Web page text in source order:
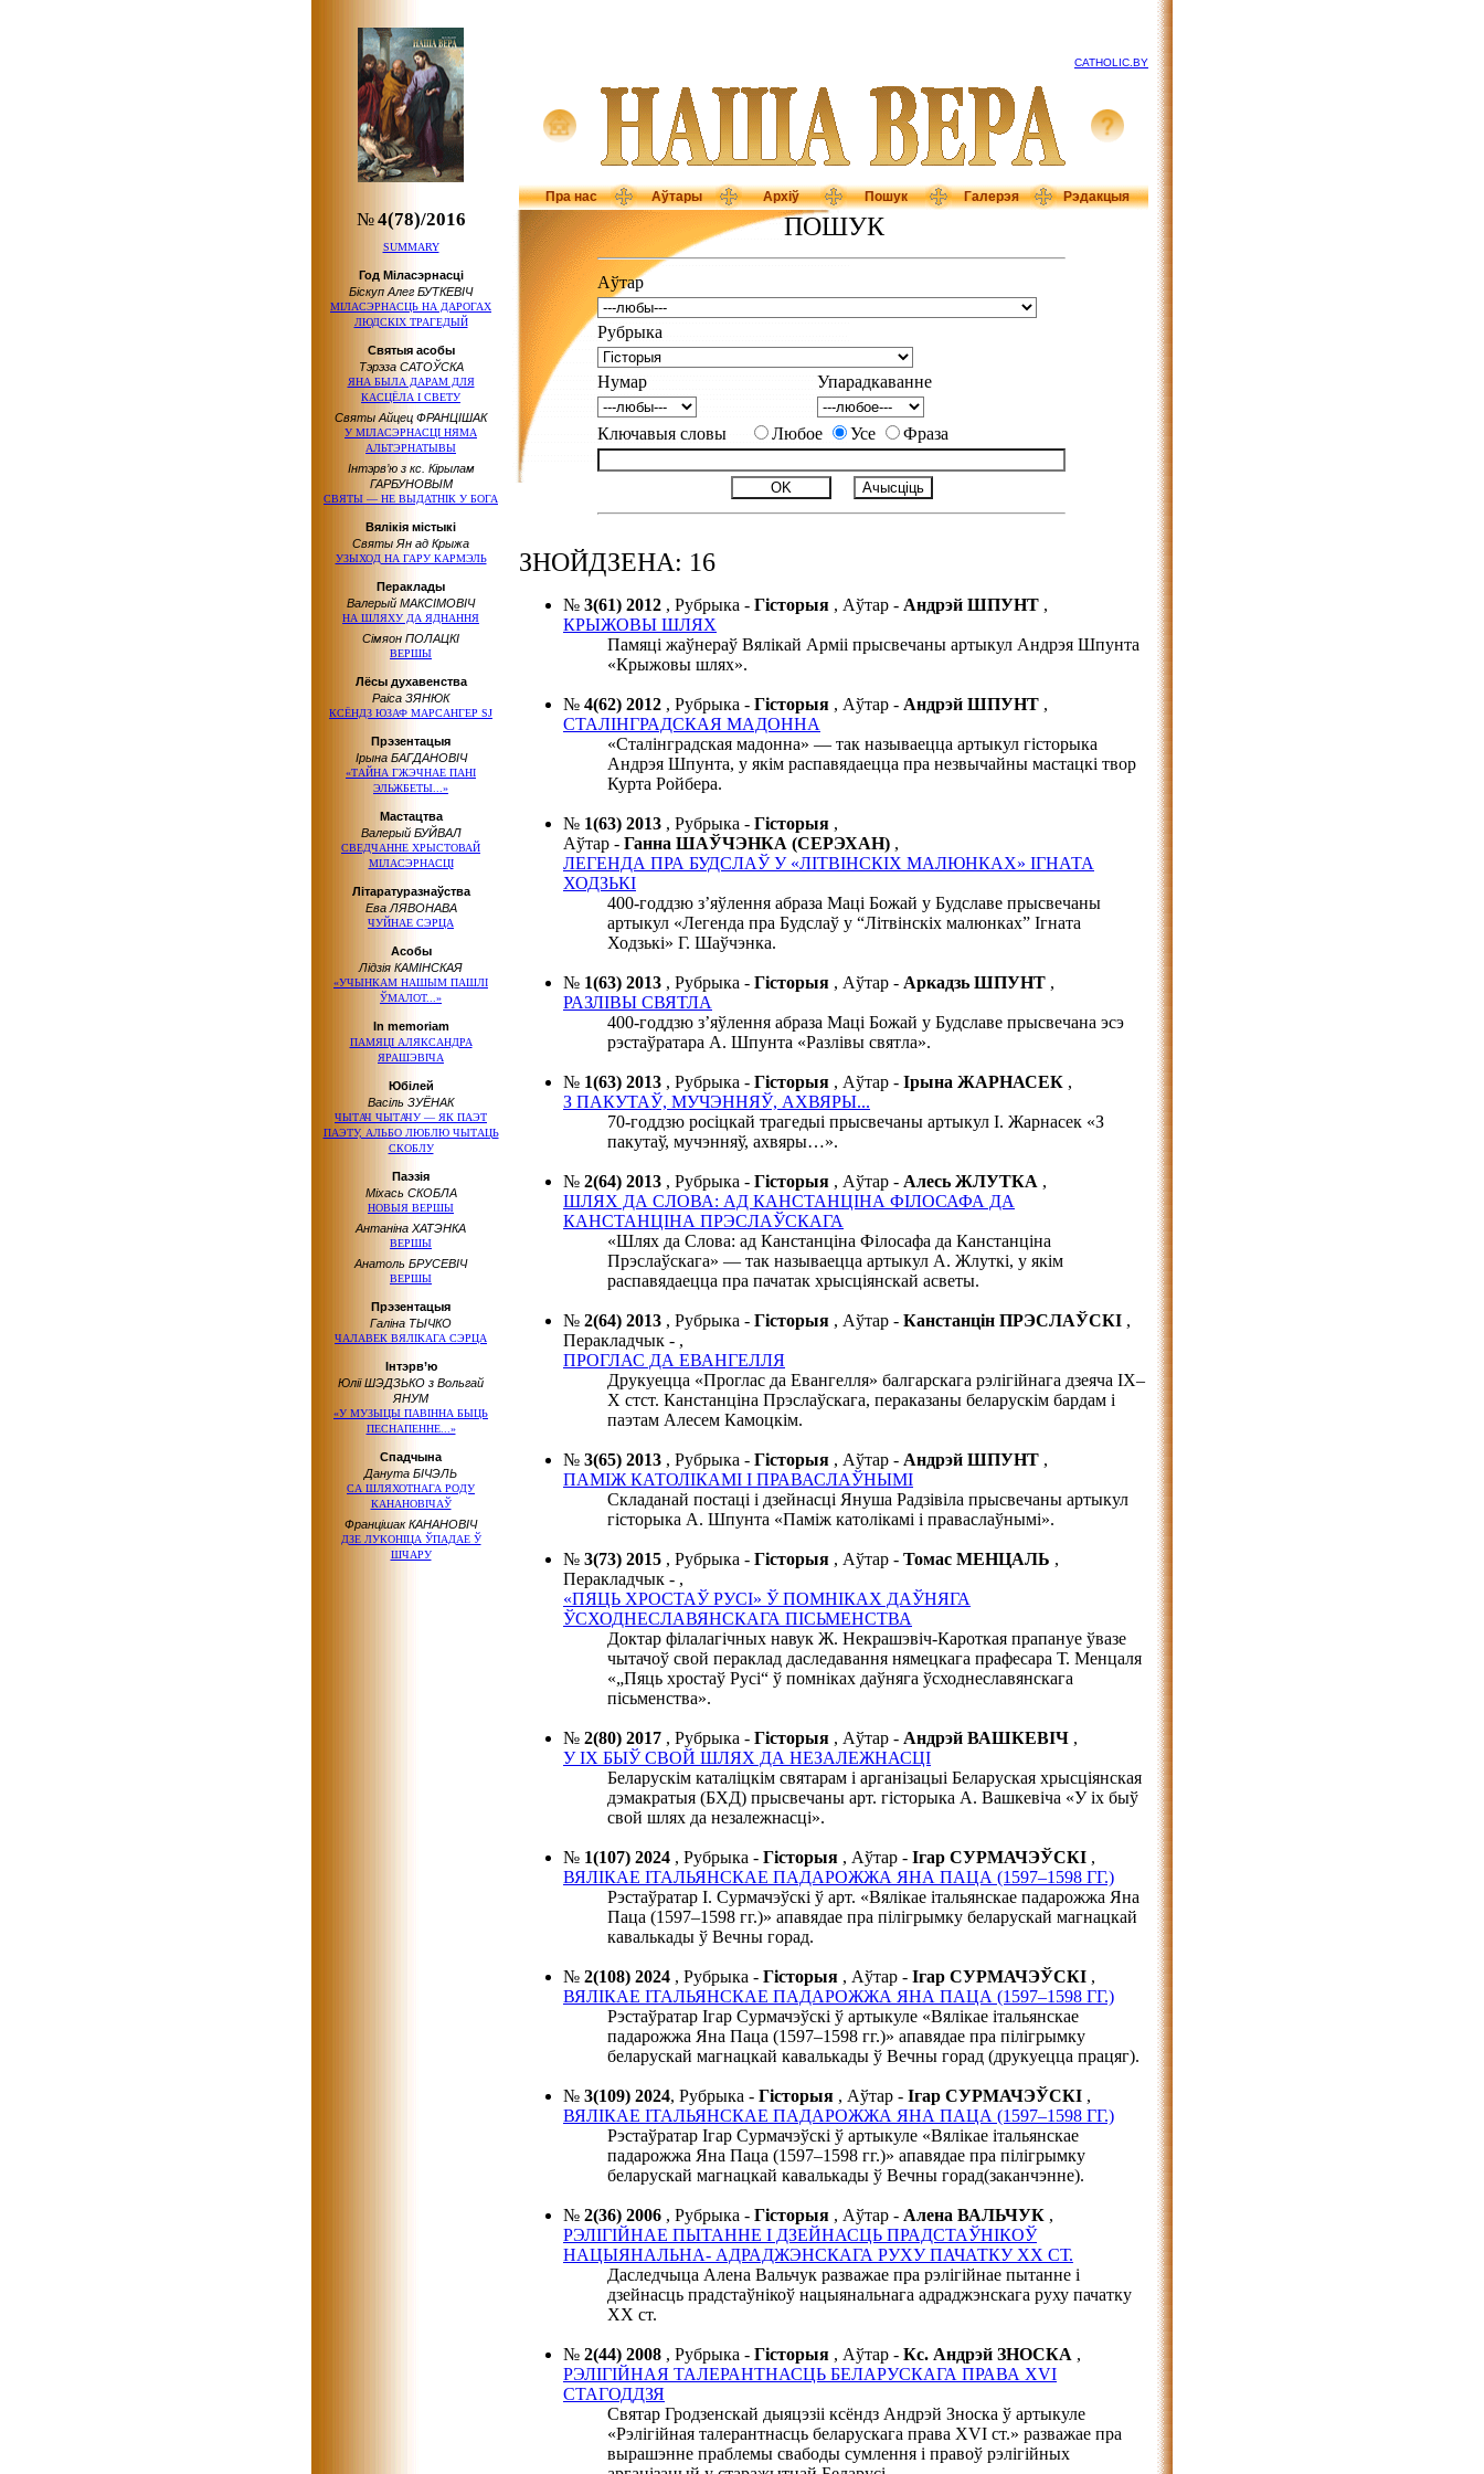
CATHOLIC.BY
Пра нас Аўтары Архіў Пошук Галерэя Рэдакцыя
№4(78)/2016
SUMMARY
Год Міласэрнасці
Біскуп Алег БУТКЕВІЧ
МІЛАСЭРНАСЦЬ НА ДАРОГАХ
ЛЮДСКІХ ТРАГЕДЫЙ
Святыя асобы
Тэрэза САТОЎСКА
ЯНА БЫЛА ДАРАМ ДЛЯ
КАСЦЁЛА І СВЕТУ
Святы Айцец ФРАНЦІШАК
У МІЛАСЭРНАСЦІ НЯМА
АЛЬТЭРНАТЫВЫ
Інтэрв’ю з кс. Кірылам
ГАРБУНОВЫМ
СВЯТЫ — НЕ ВЫДАТНІК У БОГА
Вялікія містыкі
Святы Ян ад Крыжа
УЗЫХОД НА ГАРУ КАРМЭЛЬ
Пераклады
Валерый МАКСІМОВІЧ
НА ШЛЯХУ ДА ЯДНАННЯ
Сімяон ПОЛАЦКІ
ВЕРШЫ
Лёсы духавенства
Раіса ЗЯНЮК
КСЁНДЗ ЮЗАФ МАРСАНГЕР SJ
Прэзентацыя
Ірына БАГДАНОВІЧ
«ТАЙНА ГЖЭЧНАЕ ПАНІ
ЭЛЬЖБЕТЫ...»
Мастацтва
Валерый БУЙВАЛ
СВЕДЧАННЕ ХРЫСТОВАЙ
МІЛАСЭРНАСЦІ
Літаратуразнаўства
Ева ЛЯВОНАВА
ЧУЙНАЕ СЭРЦА
Асобы
Лідзія КАМІНСКАЯ
«УЧЫНКАМ НАШЫМ ПАШЛІ
ЎМАЛОТ...»
In memoriam
ПАМЯЦІ АЛЯКСАНДРА
ЯРАШЭВІЧА
Юбілей
Васіль ЗУЁНАК
ЧЫТАЧ ЧЫТАЧУ — ЯК ПАЭТ
ПАЭТУ, АЛЬБО ЛЮБЛЮ ЧЫТАЦЬ
СКОБЛУ
Паэзія
Міхась СКОБЛА
НОВЫЯ ВЕРШЫ
Антаніна ХАТЭНКА
ВЕРШЫ
Анатоль БРУСЕВІЧ
ВЕРШЫ
Прэзентацыя
Галіна ТЫЧКО
ЧАЛАВЕК ВЯЛІКАГА СЭРЦА
Інтэрв’ю
Юліі ШЭДЗЬКО з Вольгай
ЯНУМ
«У МУЗЫЦЫ ПАВІННА БЫЦЬ
ПЕСНАПЕННЕ...»
Спадчына
Данута БІЧЭЛЬ
СА ШЛЯХОТНАГА РОДУ
КАНАНОВІЧАЎ
Францішак КАНАНОВІЧ
ДЗЕ ЛУКОНІЦА ЎПАДАЕ Ў
ШЧАРУ
ПОШУК
Аўтар
Рубрыка
Нумар Упарадкаванне
Ключавыя словы Любое Усе Фраза
ЗНОЙДЗЕНА: 16
№ 3(61) 2012 , Рубрыка - Гісторыя , Аўтар - Андрэй ШПУНТ ,
КРЫЖОВЫ ШЛЯХ
Памяці жаўнераў Вялікай Арміі прысвечаны артыкул Андрэя Шпунта
«Крыжовы шлях».
№ 4(62) 2012 , Рубрыка - Гісторыя , Аўтар - Андрэй ШПУНТ ,
СТАЛІНГРАДСКАЯ МАДОННА
«Сталінградская мадонна» — так называецца артыкул гісторыка
Андрэя Шпунта, у якім распавядаецца пра незвычайны мастацкі твор
Курта Ройбера.
№ 1(63) 2013 , Рубрыка - Гісторыя ,
Аўтар - Ганна ШАЎЧЭНКА (СЕРЭХАН) ,
ЛЕГЕНДА ПРА БУДСЛАЎ У «ЛІТВІНСКІХ МАЛЮНКАХ» ІГНАТА
ХОДЗЬКІ
400-годдзю з’яўлення абраза Маці Божай у Будславе прысвечаны
артыкул «Легенда пра Будслаў у “Літвінскіх малюнках” Ігната
Ходзькі» Г. Шаўчэнка.
№ 1(63) 2013 , Рубрыка - Гісторыя , Аўтар - Аркадзь ШПУНТ ,
РАЗЛІВЫ СВЯТЛА
400-годдзю з’яўлення абраза Маці Божай у Будславе прысвечана эсэ
рэстаўратара А. Шпунта «Разлівы святла».
№ 1(63) 2013 , Рубрыка - Гісторыя , Аўтар - Ірына ЖАРНАСЕК ,
З ПАКУТАЎ, МУЧЭННЯЎ, АХВЯРЫ...
70-годдзю росіцкай трагедыі прысвечаны артыкул І. Жарнасек «З
пакутаў, мучэнняў, ахвяры…».
№ 2(64) 2013 , Рубрыка - Гісторыя , Аўтар - Алесь ЖЛУТКА ,
ШЛЯХ ДА СЛОВА: АД КАНСТАНЦІНА ФІЛОСАФА ДА
КАНСТАНЦІНА ПРЭСЛАЎСКАГА
«Шлях да Слова: ад Канстанціна Філосафа да Канстанціна
Прэслаўскага» — так называецца артыкул А. Жлуткі, у якім
распавядаецца пра пачатак хрысціянскай асветы.
№ 2(64) 2013 , Рубрыка - Гісторыя , Аўтар - Канстанцін ПРЭСЛАЎСКІ ,
Перакладчык - ,
ПРОГЛАС ДА ЕВАНГЕЛЛЯ
Друкуецца «Проглас да Евангелля» балгарскага рэлігійнага дзеяча IX–
X стст. Канстанціна Прэслаўскага, пераказаны беларускім бардам і
паэтам Алесем Камоцкім.
№ 3(65) 2013 , Рубрыка - Гісторыя , Аўтар - Андрэй ШПУНТ ,
ПАМІЖ КАТОЛІКАМІ І ПРАВАСЛАЎНЫМІ
Складанай постаці і дзейнасці Януша Радзівіла прысвечаны артыкул
гісторыка А. Шпунта «Паміж католікамі і праваслаўнымі».
№ 3(73) 2015 , Рубрыка - Гісторыя , Аўтар - Томас МЕНЦАЛЬ ,
Перакладчык - ,
«ПЯЦЬ ХРОСТАЎ РУСІ» Ў ПОМНІКАХ ДАЎНЯГА
ЎСХОДНЕСЛАВЯНСКАГА ПІСЬМЕНСТВА
Доктар філалагічных навук Ж. Некрашэвіч-Кароткая прапануе ўвазе
чытачоў свой пераклад даследавання нямецкага прафесара Т. Менцаля
«„Пяць хростаў Русі“ ў помніках даўняга ўсходнеславянскага
пісьменства».
№ 2(80) 2017 , Рубрыка - Гісторыя , Аўтар - Андрэй ВАШКЕВІЧ ,
У ІХ БЫЎ СВОЙ ШЛЯХ ДА НЕЗАЛЕЖНАСЦІ
Беларускім каталіцкім святарам і арганізацыі Беларуская хрысціянская
дэмакратыя (БХД) прысвечаны арт. гісторыка А. Вашкевіча «У іх быў
свой шлях да незалежнасці».
№ 1(107) 2024 , Рубрыка - Гісторыя , Аўтар - Ігар СУРМАЧЭЎСКІ ,
ВЯЛІКАЕ ІТАЛЬЯНСКАЕ ПАДАРОЖЖА ЯНА ПАЦА (1597–1598 ГГ.)
Рэстаўратар І. Сурмачэўскі ў арт. «Вялікае італьянскае падарожжа Яна
Паца (1597–1598 гг.)» апавядае пра пілігрымку беларускай магнацкай
кавалькады ў Вечны горад.
№ 2(108) 2024 , Рубрыка - Гісторыя , Аўтар - Ігар СУРМАЧЭЎСКІ ,
ВЯЛІКАЕ ІТАЛЬЯНСКАЕ ПАДАРОЖЖА ЯНА ПАЦА (1597–1598 ГГ.)
Рэстаўратар Ігар Сурмачэўскі ў артыкуле «Вялікае італьянскае
падарожжа Яна Паца (1597–1598 гг.)» апавядае пра пілігрымку
беларускай магнацкай кавалькады ў Вечны горад (друкуецца працяг).
№ 3(109) 2024, Рубрыка - Гісторыя , Аўтар - Ігар СУРМАЧЭЎСКІ ,
ВЯЛІКАЕ ІТАЛЬЯНСКАЕ ПАДАРОЖЖА ЯНА ПАЦА (1597–1598 ГГ.)
Рэстаўратар Ігар Сурмачэўскі ў артыкуле «Вялікае італьянскае
падарожжа Яна Паца (1597–1598 гг.)» апавядае пра пілігрымку
беларускай магнацкай кавалькады ў Вечны горад(заканчэнне).
№ 2(36) 2006 , Рубрыка - Гісторыя , Аўтар - Алена ВАЛЬЧУК ,
РЭЛІГІЙНАЕ ПЫТАННЕ І ДЗЕЙНАСЦЬ ПРАДСТАЎНІКОЎ
НАЦЫЯНАЛЬНА- АДРАДЖЭНСКАГА РУХУ ПАЧАТКУ ХХ СТ.
Даследчыца Алена Вальчук разважае пра рэлігійнае пытанне і
дзейнасць прадстаўнікоў нацыянальнага адраджэнскага руху пачатку
ХХ ст.
№ 2(44) 2008 , Рубрыка - Гісторыя , Аўтар - Кс. Андрэй ЗНОСКА ,
РЭЛІГІЙНАЯ ТАЛЕРАНТНАСЦЬ БЕЛАРУСКАГА ПРАВА XVI
СТАГОДДЗЯ
Святар Гродзенскай дыяцэзіі ксёндз Андрэй Зноска ў артыкуле
«Рэлігійная талерантнасць беларускага права ХVI ст.» разважае пра
вырашэнне праблемы свабоды сумлення і правоў рэлігійных